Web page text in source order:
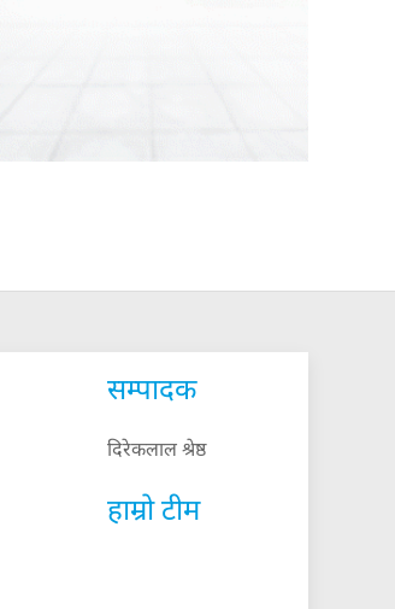
सम्पादक
दिरेकलाल श्रेष्ठ
हाम्रो टीम